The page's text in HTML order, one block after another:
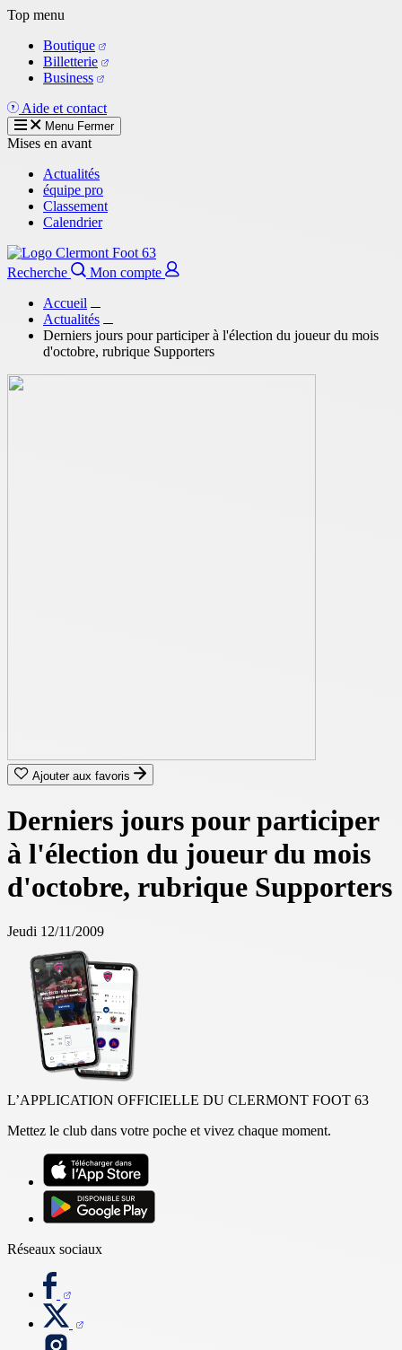
Aller
contenu
principal
Top menu
Boutique
Billetterie
Business
Aide et contact
Menu Fermer
Mises en avant
Actualités
équipe pro
Classement
Calendrier
Recherche
Mon compte
Accueil
Actualités
Derniers jours pour participer à l'élection du joueur du mois
d'octobre, rubrique Supporters
Ajouter aux favoris
Derniers jours pour participer
à l'élection du joueur du mois
d'octobre, rubrique Supporters
Jeudi 12/11/2009
L’APPLICATION OFFICIELLE DU CLERMONT FOOT 63
Mettez le club dans votre poche et vivez chaque moment.
Réseaux sociaux